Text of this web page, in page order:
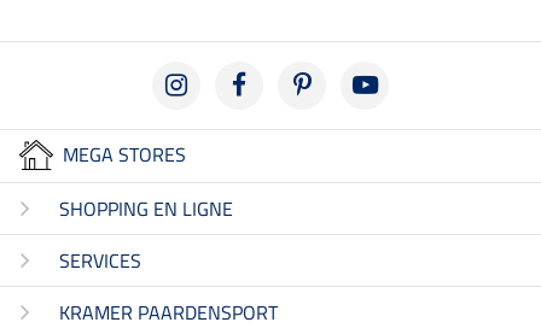
MEGA STORES
SHOPPING EN LIGNE
SERVICES
KRAMER PAARDENSPORT